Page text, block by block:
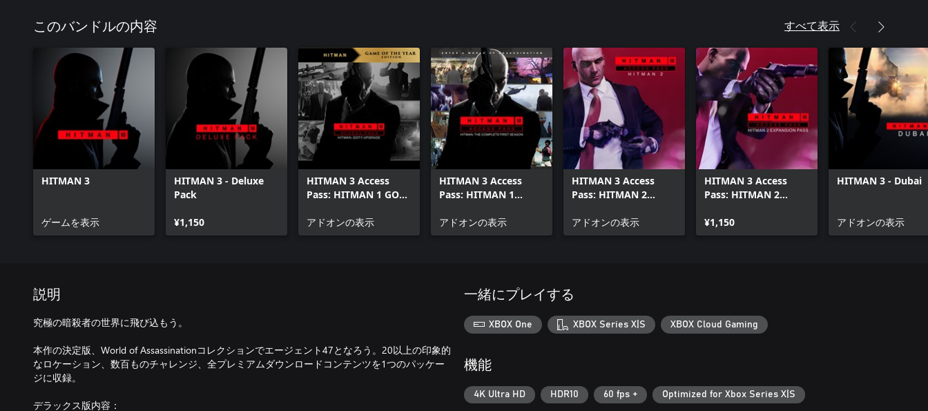
このバンドルの内容 すべて表示
HITMAN 3
ゲームを表示
HITMAN 3 - Deluxe
Pack
¥1,150
HITMAN 3 Access
Pass: HITMAN 1 GOTY
アドオンの表示
HITMAN 3 Access
Pass: HITMAN 1
Season
アドオンの表示
HITMAN 3 Access
Pass: HITMAN 2
アドオンの表示
HITMAN 3 Access
Pass: HITMAN 2
¥1,150
HITMAN 3 - Dubai
アドオンの表示
説明
究極の暗殺者の世界に飛び込もう。
本作の決定版、World of Assassinationコレクションでエージェント47となろう。20以上の印象的
なロケーション、数百ものチャレンジ、全プレミアムダウンロードコンテンツを1つのパッケー
ジに収録。
デラックス版内容：
一緒にプレイする
XBOX One XBOX Series X|S XBOX Cloud Gaming
機能
4K Ultra HD HDR10 60 fps + Optimized for Xbox Series X|S